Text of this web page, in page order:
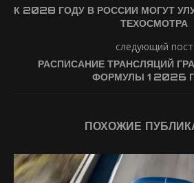
К 2028 ГОДУ В РОССИИ МОГУТ
ТЕХОСМОТРА
следующий пост
РАСПИСАНИЕ ТРАНСЛЯЦИЙ
ФОРМУЛЫ 1 2026
ПОХОЖИЕ